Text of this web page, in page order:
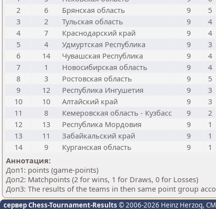
2
6 Брянская область 9 5
3
2 Тульская область 9 4
4
7 Краснодарский край 9 4
5
4 Удмуртская Республика 9 3
6
14 Чувашская Республика 9 4
7
1 Новосибирская область 9 4
8
3 Ростовская область 9 5
9
12 Республика Ингушетия 9 3
10
10 Алтайский край 9 3
11
8 Кемеровская область - Кузбасс 9 2
12
13 Республика Мордовия 9 1
13
11 Забайкальский край 9 1
14
9 Курганская область 9 1
Аннотация:
Доп1: points (game-points)
Доп2: Matchpoints (2 for wins, 1 for Draws, 0 for Losses)
Доп3: The results of the teams in then same point group
сервер Chess-Tournament-Results © 2006-2026 Heinz Herzog,